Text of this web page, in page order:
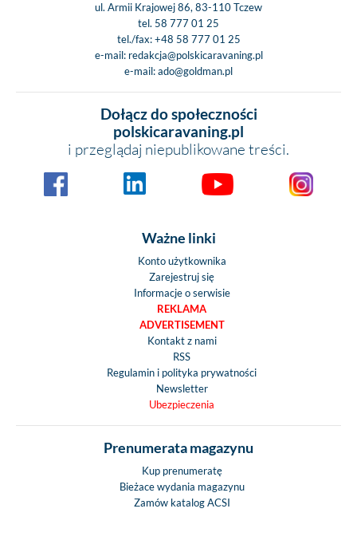
ul. Armii Krajowej 86, 83-110 Tczew
tel. 58 777 01 25
tel./fax:+48 58 777 01 25
e-mail: redakcja@polskicaravaning.pl
e-mail:ado@goldman.pl
Dołącz do społeczności
polskicaravaning.pl
i przeglądaj niepublikowane treści.
Ważne linki
Konto użytkownika
Zarejestruj się
Informacje o serwisie
REKLAMA
ADVERTISEMENT
Kontakt z nami
RSS
Regulamin i polityka prywatności
Newsletter
Ubezpieczenia
Prenumerata magazynu
Kup prenumeratę
Bieżace wydania magazynu
Zamów katalog ACSI